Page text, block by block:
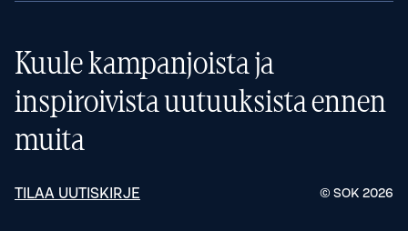
Kuule kampanjoista ja
inspiroivista uutuuksista ennen
muita
TILAA UUTISKIRJE © SOK 2026